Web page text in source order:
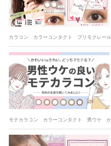
カラコン カラーコンタクト プリモクレ
モテカラコン カラーコンタクト 男ウケ